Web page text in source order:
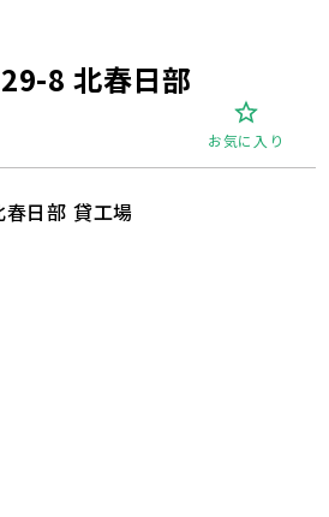
8 北春日部
お気に入り
日部 貸工場